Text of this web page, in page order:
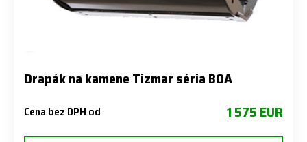
Drapák na kamene Tizmar séria BOA
Cena bez DPH od 1 575 EUR